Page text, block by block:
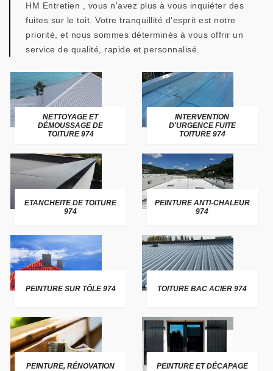
HM Entretien , vous n'avez plus à vous inquiéter des
fuites sur le toit. Votre tranquillité d'esprit est notre
priorité, et nous sommes déterminés à vous offrir un
service de qualité, rapide et personnalisé.
NETTOYAGE ET
DÉMOUSSAGE DE
TOITURE 974
INTERVENTION
D'URGENCE FUITE
TOITURE 974
ETANCHEITE DE TOITURE
974
PEINTURE ANTI-CHALEUR
974
PEINTURE SUR TÔLE 974 TOITURE BAC ACIER 974
PEINTURE, RÉNOVATION
PEINTURE ET DÉCAPAGE